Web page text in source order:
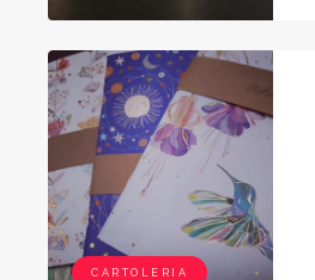
CARTOLERIA